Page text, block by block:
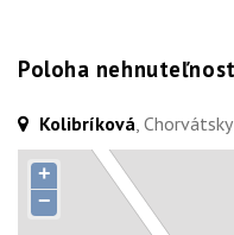
Poloha
Kolibríková,
+
−